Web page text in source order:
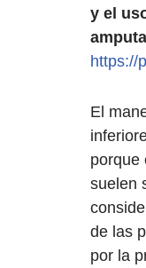
y el
https://
El
porque
suelen
de las
por la